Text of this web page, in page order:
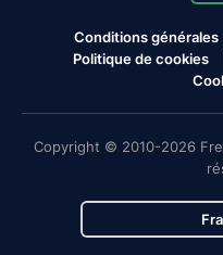
Conditions générales
Politique de cookies
Copyright © 2010-2026